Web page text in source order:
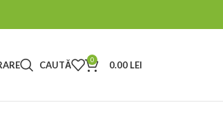
CAUTĂ 0 0.00 LEI